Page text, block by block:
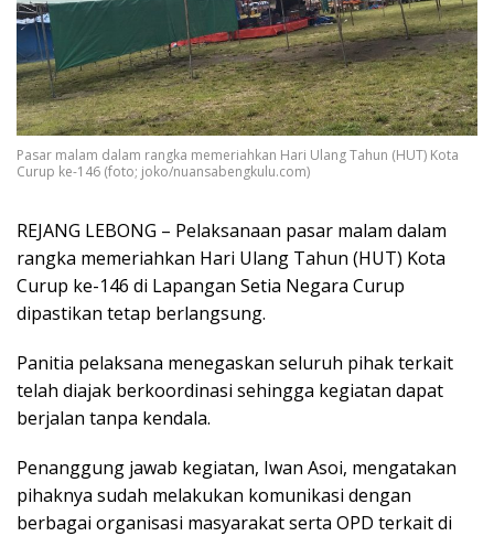
Pasar malam dalam rangka memeriahkan Hari Ulang Tahun (HUT) Kota
Curup ke-146 (foto; joko/nuansabengkulu.com)
REJANG LEBONG – Pelaksanaan pasar malam dalam
rangka memeriahkan Hari Ulang Tahun (HUT) Kota
Curup ke-146 di Lapangan Setia Negara Curup
dipastikan tetap berlangsung.
Panitia pelaksana menegaskan seluruh pihak terkait
telah diajak berkoordinasi sehingga kegiatan dapat
berjalan tanpa kendala.
Penanggung jawab kegiatan, Iwan Asoi, mengatakan
pihaknya sudah melakukan komunikasi dengan
berbagai organisasi masyarakat serta OPD terkait di